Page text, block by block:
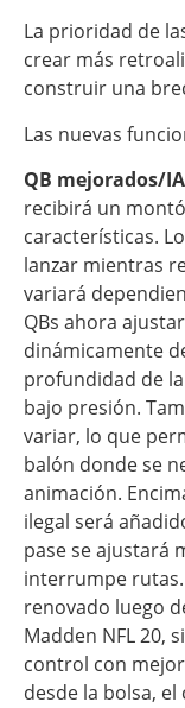
La prioridad de
crear más
construir una
Las nuevas
QB mejorados/
recibirá un
características.
lanzar mientras
variará
QBs ahora
dinámicamente
profundidad de
bajo presión.
variar, lo que
balón donde se
animación.
ilegal será
pase se ajustará
interrumpe
renovado luego
Madden NFL 20,
control con
desde la bolsa,